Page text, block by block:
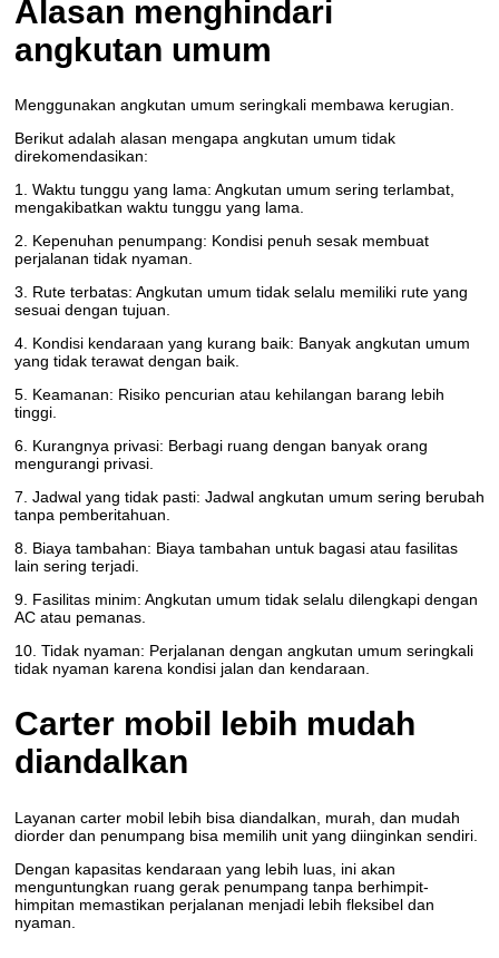
Alasan menghindari
angkutan umum
Menggunakan angkutan umum seringkali membawa kerugian.
Berikut adalah alasan mengapa angkutan umum tidak
direkomendasikan:
1. Waktu tunggu yang lama: Angkutan umum sering terlambat,
mengakibatkan waktu tunggu yang lama.
2. Kepenuhan penumpang: Kondisi penuh sesak membuat
perjalanan tidak nyaman.
3. Rute terbatas: Angkutan umum tidak selalu memiliki rute yang
sesuai dengan tujuan.
4. Kondisi kendaraan yang kurang baik: Banyak angkutan umum
yang tidak terawat dengan baik.
5. Keamanan: Risiko pencurian atau kehilangan barang lebih
tinggi.
6. Kurangnya privasi: Berbagi ruang dengan banyak orang
mengurangi privasi.
7. Jadwal yang tidak pasti: Jadwal angkutan umum sering berubah
tanpa pemberitahuan.
8. Biaya tambahan: Biaya tambahan untuk bagasi atau fasilitas
lain sering terjadi.
9. Fasilitas minim: Angkutan umum tidak selalu dilengkapi dengan
AC atau pemanas.
10. Tidak nyaman: Perjalanan dengan angkutan umum seringkali
tidak nyaman karena kondisi jalan dan kendaraan.
Carter mobil lebih mudah
diandalkan
Layanan carter mobil lebih bisa diandalkan, murah, dan mudah
diorder dan penumpang bisa memilih unit yang diinginkan sendiri.
Dengan kapasitas kendaraan yang lebih luas, ini akan
menguntungkan ruang gerak penumpang tanpa berhimpit-
himpitan memastikan perjalanan menjadi lebih fleksibel dan
nyaman.